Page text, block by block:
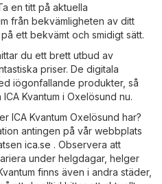
en titt på aktuella
från bekvämligheten av ditt
ett bekvämt och smidigt sätt.
du ett brett utbud av
priser. De digitala
iögonfallande produkter, så
Kvantum i Oxelösund nu.
ICA Kvantum Oxelösund har?
antingen på vår webbplats
ica.se . Observera att
under helgdagar, helger
finns även i andra städer,